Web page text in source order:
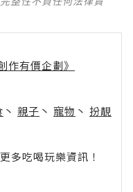
作有價企劃》
丶 親子 丶 寵物 丶 扮靚
多吃喝玩樂資訊！